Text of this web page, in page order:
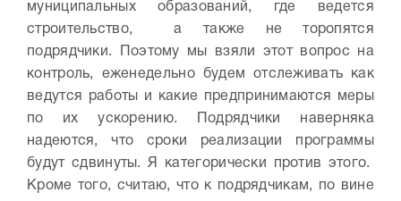
муниципальных образований, где ведется
строительство, а также не торопятся
подрядчики. Поэтому мы взяли этот вопрос на
контроль, еженедельно будем отслеживать как
ведутся работы и какие предпринимаются меры
по их ускорению. Подрядчики наверняка
надеются, что сроки реализации программы
будут сдвинуты. Я категорически против этого.
Кроме того, считаю, что к подрядчикам, по вине